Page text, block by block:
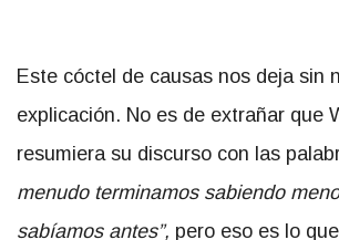
Este cóctel de causas nos deja sin
explicación. No es de extrañar que
resumiera su discurso con las
menudo terminamos sabiendo
sabíamos antes”, pero eso es lo